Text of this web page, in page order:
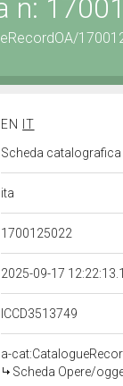
n:
EN
IT
Scheda
ita
1700125022
2025-09-17
ICCD3513749
a-
Scheda Opere/